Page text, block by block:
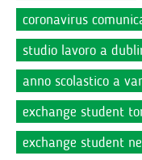
coronavirus
studio lavoro a
anno scolastico a
exchange student
exchange student